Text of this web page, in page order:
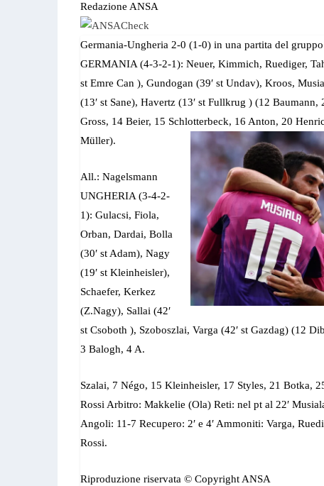
Redazione ANSA
Germania-Ungheria 2-0 (1-0) in una partita del
GERMANIA (4-3-2-1): Neuer, Kimmich, Ruediger,
st Emre Can ), Gundogan (39′ st Undav), Kroos,
(13′ st Sane), Havertz (13′ st Fullkrug ) (12 Baumann,
Gross, 14 Beier, 15 Schlotterbeck, 16 Anton, 20
Müller).
All.: Nagelsmann
UNGHERIA (3-4-2-
1): Gulacsi, Fiola,
Orban, Dardai, Bolla
(30′ st Adam), Nagy
(19′ st Kleinheisler),
Schaefer, Kerkez
(Z.Nagy), Sallai (42′
st Csoboth ), Szoboszlai, Varga (42′ st Gazdag) (12
3 Balogh, 4 A.
Szalai, 7 Négo, 15 Kleinheisler, 17 Styles, 21 Botka,
Rossi Arbitro: Makkelie (Ola) Reti: nel pt al 22′
Angoli: 11-7 Recupero: 2′ e 4′ Ammoniti: Varga,
Rossi.
Riproduzione riservata © Copyright ANSA